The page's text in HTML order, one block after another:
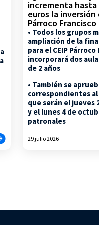
incrementa hasta
euros la inversión
Párroco Francisco
• Todos los grupos
ampliación de la
para el CEIP
incorporará dos
de 2 años
• También se
correspondientes
que serán el jueves
y el lunes 4 de
patronales
29 julio 2026